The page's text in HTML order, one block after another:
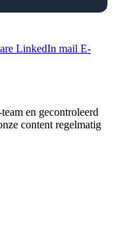
LinkedIn mail E-
en gecontroleerd
content regelmatig